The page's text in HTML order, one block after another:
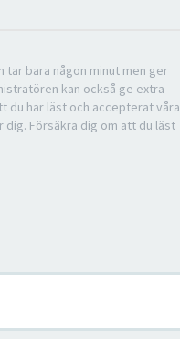
bara någon minut men ger
kan också ge extra
du har läst och accepterat våra
Försäkra dig om att du läst